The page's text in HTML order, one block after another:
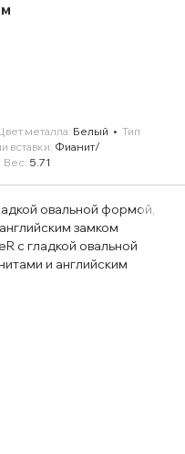
металла Белый
Тип
вставки Фианит/
Вес 5.71